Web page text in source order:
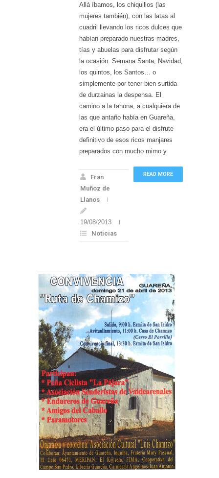
Allá íbamos, los chiquillos (las
mujeres también), con las latas al
cuadril llevando los ricos dulces que
habían preparado nuestras madres,
tías y abuelas para disfrutar según
la ocasión: Semana Santa, Navidad,
los quintos, los Santos… o
simplemente por tener bien surtida
de durzainas la despensa. El
camino a la tahona, a cualquiera de
las que antaño había en Guareña,
era el último paso para el disfrute
definitivo de esos ricos manjares
preparados con mucho mimo y
READ MORE
Fran
Muñoz de
Llanos
19/08/2013
Noticias